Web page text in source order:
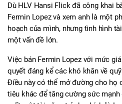
Dù HLV Hansi Flick đã công khai
Fermin Lopez và xem anh là một
hoạch của mình, nhưng tình hình
một vấn đề lớn.
Việc bán Fermin Lopez với mức
quyết đáng kể các khó khăn về
Điều này có thể mở đường cho họ
tiêu khác để tăng cường sức mạnh